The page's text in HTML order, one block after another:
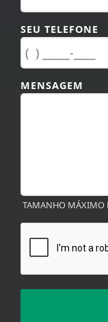
SEU TELEFONE
MENSAGEM
TAMANHO MÁXIMO